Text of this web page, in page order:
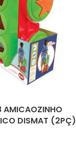
AMICAOZINHO
DISMAT (2PÇ)